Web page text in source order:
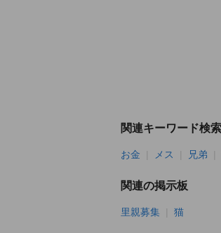
関連キーワード検索
お金 メス 兄弟
関連の掲示板
里親募集 猫